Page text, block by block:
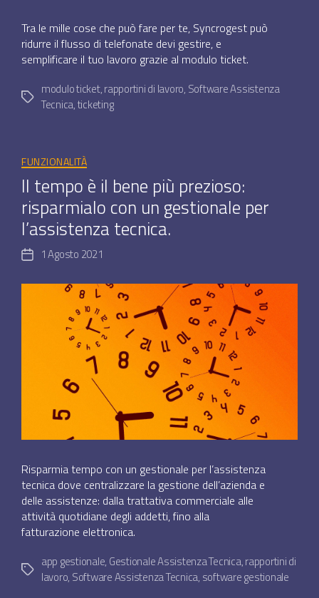
Tra le mille cose che può fare per te, Syncrogest può
ridurre il flusso di telefonate devi gestire, e
semplificare il tuo lavoro grazie al modulo ticket.
Tag
modulo ticket,rapportini di lavoro, Software Assistenza
Tecnica,ticketing
FUNZIONALITÀ
Il tempo è il bene più prezioso:
risparmialo con un gestionale per
l’assistenza tecnica.
Data1 Agosto 2021
Risparmia tempo con un gestionale per l’assistenza
tecnica dove centralizzare la gestione dell’azienda e
delle assistenze: dalla trattativa commerciale alle
attività quotidiane degli addetti, fino alla
fatturazione elettronica.
Tag
app gestionale, Gestionale Assistenza Tecnica,rapportini di
lavoro, Software Assistenza Tecnica, software gestionale